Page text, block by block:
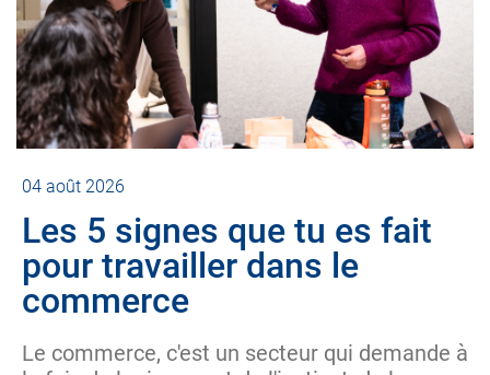
04 août 2026
Les 5 signes que tu es fait
pour travailler dans le
commerce
Le commerce, c'est un secteur qui demande à